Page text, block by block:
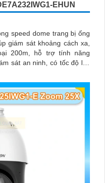
EHUN
speed dome trang bị ống
giám sát khoảng cách xa,
200m, hỗ trợ tính năng
sát an ninh, có tốc độ lấy